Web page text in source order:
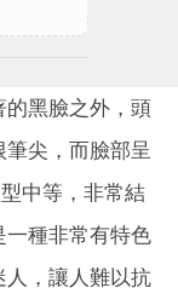
的黑臉之外，頭
尖，而臉部呈
中等，非常結
一種非常有特色
人，讓人難以抗